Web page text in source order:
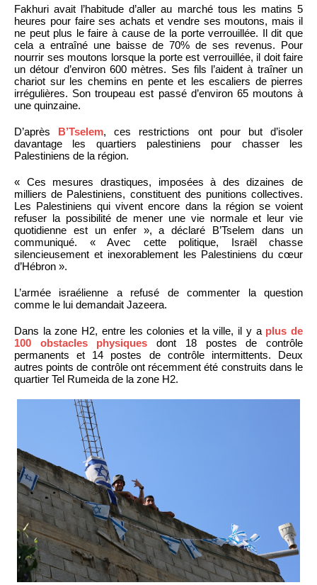
Fakhuri avait l’habitude d’aller au marché tous les matins 5
heures pour faire ses achats et vendre ses moutons, mais il
ne peut plus le faire à cause de la porte verrouillée. Il dit que
cela a entraîné une baisse de 70% de ses revenus. Pour
nourrir ses moutons lorsque la porte est verrouillée, il doit faire
un détour d’environ 600 mètres. Ses fils l’aident à traîner un
chariot sur les chemins en pente et les escaliers de pierres
irrégulières. Son troupeau est passé d’environ 65 moutons à
une quinzaine.
D’après B’Tselem, ces restrictions ont pour but d’isoler
davantage les quartiers palestiniens pour chasser les
Palestiniens de la région.
« Ces mesures drastiques, imposées à des dizaines de
milliers de Palestiniens, constituent des punitions collectives.
Les Palestiniens qui vivent encore dans la région se voient
refuser la possibilité de mener une vie normale et leur vie
quotidienne est un enfer », a déclaré B’Tselem dans un
communiqué. « Avec cette politique, Israël chasse
silencieusement et inexorablement les Palestiniens du cœur
d’Hébron ».
L’armée israélienne a refusé de commenter la question
comme le lui demandait Jazeera.
Dans la zone H2, entre les colonies et la ville, il y a plus de
100 obstacles physiques dont 18 postes de contrôle
permanents et 14 postes de contrôle intermittents. Deux
autres points de contrôle ont récemment été construits dans le
quartier Tel Rumeida de la zone H2.